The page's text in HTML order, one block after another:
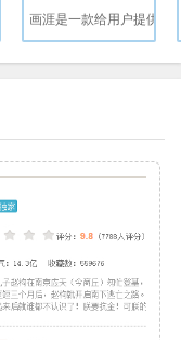
画涯是一款给用户提供